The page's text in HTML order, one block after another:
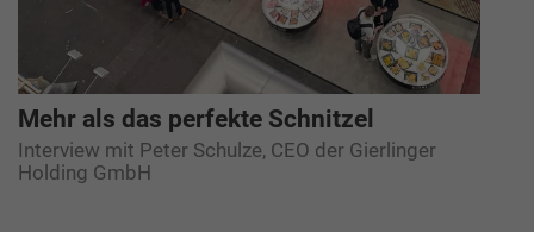
Mehr als das perfekte Schnitzel
Interview mit Peter Schulze, CEO der Gierlinger
Holding GmbH